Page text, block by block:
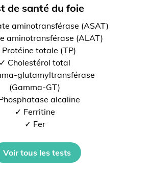
de santé du foie
aminotransférase (ASAT)
aminotransférase (ALAT)
totale (TP)
✓ Cholestérol total
glutamyltransférase
(Gamma-GT)
alcaline
✓ Ferritine
✓ Fer
Voir tous les tests